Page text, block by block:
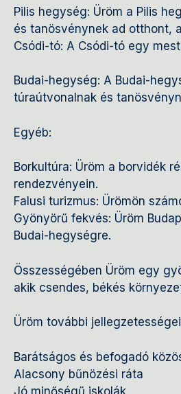
Pilis hegység: Üröm a Pilis
és tanösvénynek ad otthont,
Csódi-tó: A Csódi-tó egy
Budai-hegység: A Budai-
túraútvonalnak és
Egyéb:
Borkultúra: Üröm a borvidék
rendezvényein.
Falusi turizmus: Ürömön
Gyönyörű fekvés: Üröm
Budai-hegységre.
Összességében Üröm egy
akik csendes, békés
Üröm további
Barátságos és befogadó
Alacsony bűnözési ráta
Jó minőségű iskolák